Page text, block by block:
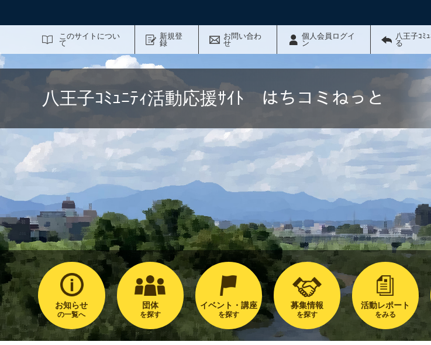
このサイトについ
て
新規登
録
お問い合わ
せ
個人会員ログイ
ン
八王子ｺﾐ
る
八王子ｺﾐｭﾆﾃｨ活動応援ｻｲﾄ はちコミねっと
お知らせ
の一覧へ
団体
を探す
イベント・講座
を探す
募集情報
を探す
活動レポート
をみる